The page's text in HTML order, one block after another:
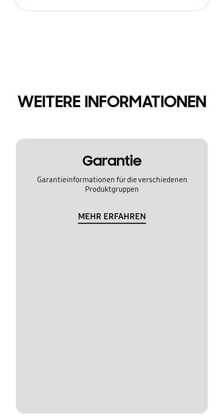
WEITERE INFORMATIONEN
Garantie
Garantieinformationen für die verschiedenen
Produktgruppen
MEHR ERFAHREN